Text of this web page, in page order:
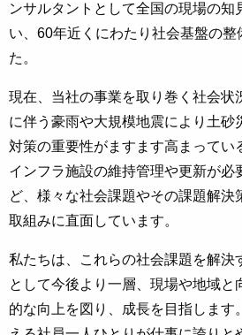
ンサルタントとして全国の現場の知
い、60年近くにわたり社会基盤の整
た。
現在、当社の事業を取り巻く社会状
に伴う豪雨や大規模地震により土砂
対策の重要性がますます高まってい
インフラ施設の維持管理や更新が必
ど、様々な社会課題やその課題解決
取組みに直面しています。
私たちは、これらの社会課題を解決
として今後より一層、現場や地域と
的な向上を図り、成長を目指します